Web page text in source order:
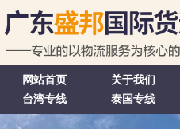
网站首页 关于我们
台湾专线
泰国专线